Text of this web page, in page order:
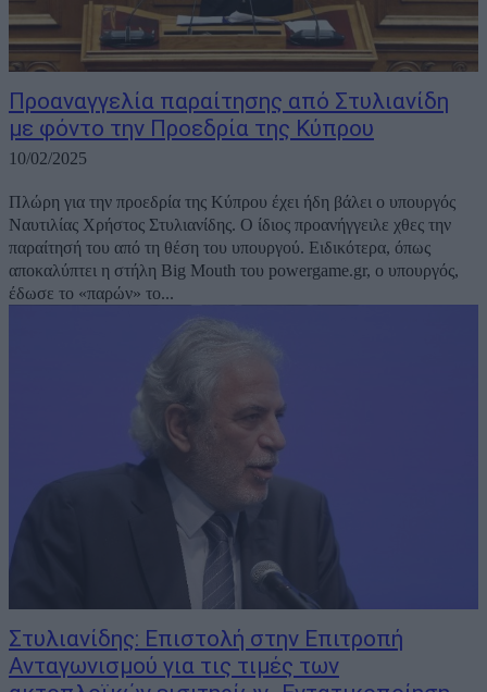
Προαναγγελία παραίτησης από Στυλιανίδη
με φόντο την Προεδρία της Κύπρου
10/02/2025
Πλώρη για την προεδρία της Κύπρου έχει ήδη βάλει ο υπουργός
Ναυτιλίας Χρήστος Στυλιανίδης. Ο ίδιος προανήγγειλε χθες την
παραίτησή του από τη θέση του υπουργού. Ειδικότερα, όπως
αποκαλύπτει η στήλη Big Mouth του powergame.gr, ο υπουργός,
έδωσε το «παρών» το...
Στυλιανίδης: Επιστολή στην Επιτροπή
Ανταγωνισμού για τις τιμές των